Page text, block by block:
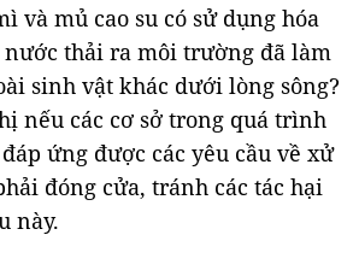
và mủ cao su có sử dụng hóa
thải ra môi trường đã làm
sinh vật khác dưới lòng sông?
nếu các cơ sở trong quá trình
ứng được các yêu cầu về xử
đóng cửa, tránh các tác hại
này.